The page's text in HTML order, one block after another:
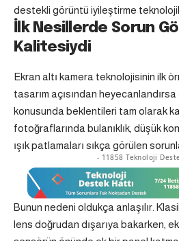
destekli görüntü iyileştirme
İlk Nesillerde Sorun
Kalitesiydi
Ekran altı kamera teknolojisinin ilk
tasarım açısından
konusunda beklentileri tam olarak
fotoğraflarında bulanıklık, düşük
ışık patlamaları sıkça görülen
- 11858 Teknoloji
Bunun nedeni oldukça anlaşılır.
lens doğrudan dışarıya bakarken,